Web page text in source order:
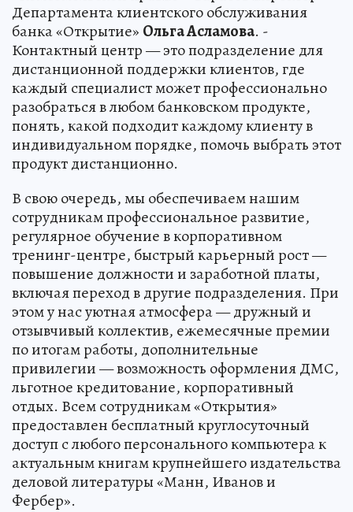
Департамента клиентского обслуживания
банка «Открытие» Ольга Асламова. -
Контактный центр — это подразделение для
дистанционной поддержки клиентов, где
каждый специалист может профессионально
разобраться в любом банковском продукте,
понять, какой подходит каждому клиенту в
индивидуальном порядке, помочь выбрать этот
продукт дистанционно.
В свою очередь, мы обеспечиваем нашим
сотрудникам профессиональное развитие,
регулярное обучение в корпоративном
тренинг-центре, быстрый карьерный рост —
повышение должности и заработной платы,
включая переход в другие подразделения. При
этом у нас уютная атмосфера — дружный и
отзывчивый коллектив, ежемесячные премии
по итогам работы, дополнительные
привилегии — возможность оформления ДМС,
льготное кредитование, корпоративный
отдых. Всем сотрудникам «Открытия»
предоставлен бесплатный круглосуточный
доступ с любого персонального компьютера к
актуальным книгам крупнейшего издательства
деловой литературы «Манн, Иванов и
Фербер».